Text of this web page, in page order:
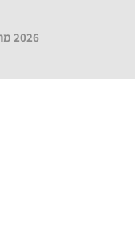
2026 מרב יונתן עיצוב ובניית אתרים